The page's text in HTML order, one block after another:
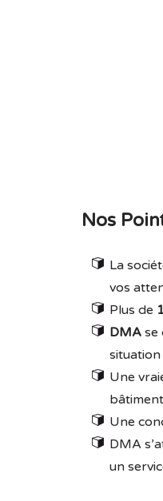
Nos
La
vos
Plus de
DMA se
Une
Une
DMA
un